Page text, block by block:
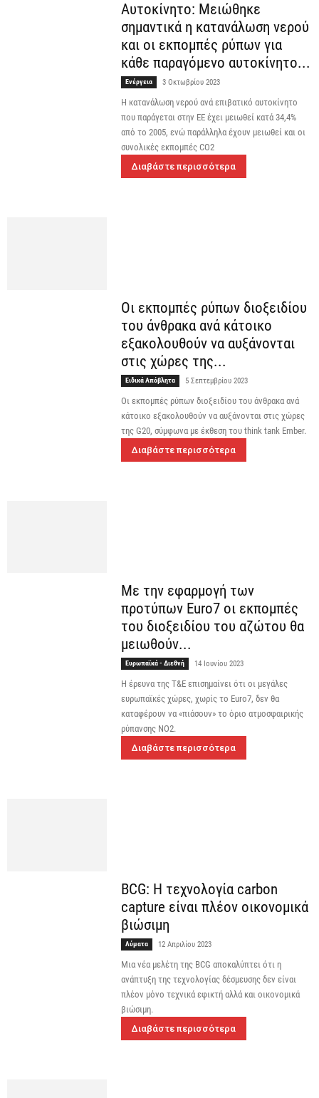
Αυτοκίνητο: Μειώθηκε
σημαντικά η κατανάλωση νερού
και οι εκπομπές ρύπων για
κάθε παραγόμενο αυτοκίνητο...
Ενέργεια 3 Οκτωβρίου 2023
Η κατανάλωση νερού ανά επιβατικό αυτοκίνητο
που παράγεται στην ΕΕ έχει μειωθεί κατά 34,4%
από το 2005, ενώ παράλληλα έχουν μειωθεί και οι
συνολικές εκπομπές CO2
Διαβάστε περισσότερα
Οι εκπομπές ρύπων διοξειδίου
του άνθρακα ανά κάτοικο
εξακολουθούν να αυξάνονται
στις χώρες της...
Ειδικά Απόβλητα 5 Σεπτεμβρίου 2023
Οι εκπομπές ρύπων διοξειδίου του άνθρακα ανά
κάτοικο εξακολουθούν να αυξάνονται στις χώρες
της G20, σύμφωνα με έκθεση του think tank Ember.
Διαβάστε περισσότερα
Με την εφαρμογή των
προτύπων Euro7 οι εκπομπές
του διοξειδίου του αζώτου θα
μειωθούν...
Ευρωπαϊκά - Διεθνή 14 Ιουνίου 2023
Η έρευνα της T&E επισημαίνει ότι οι μεγάλες
ευρωπαϊκές χώρες, χωρίς το Euro7, δεν θα
καταφέρουν να «πιάσουν» το όριο ατμοσφαιρικής
ρύπανσης NO2.
Διαβάστε περισσότερα
BCG: Η τεχνολογία carbon
capture είναι πλέον οικονομικά
βιώσιμη
Λύματα 12 Απριλίου 2023
Μια νέα μελέτη της BCG αποκαλύπτει ότι η
ανάπτυξη της τεχνολογίας δέσμευσης δεν είναι
πλέον μόνο τεχνικά εφικτή αλλά και οικονομικά
βιώσιμη.
Διαβάστε περισσότερα